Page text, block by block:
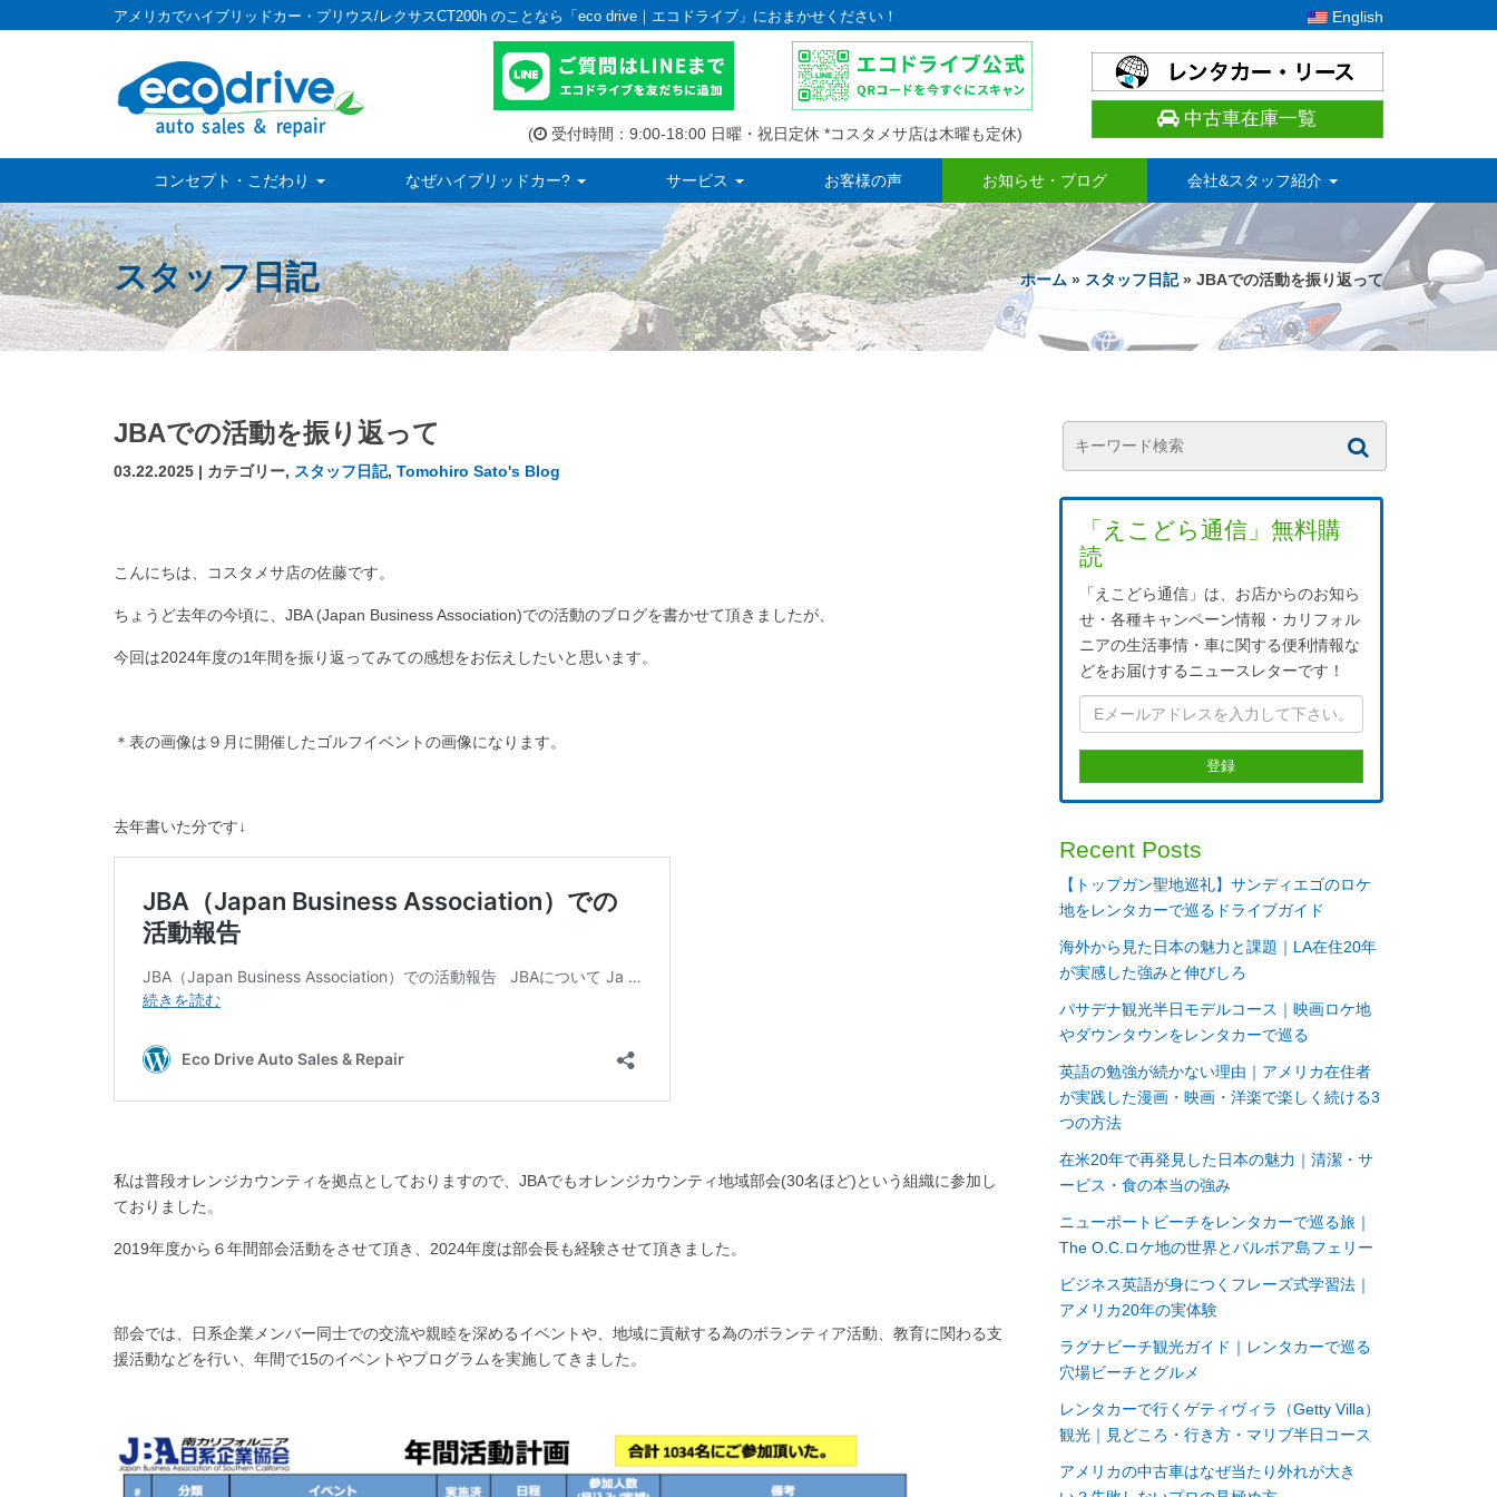
アメリカでハイブリッドカー・プリウス/レクサスCT200h のことなら「eco drive｜エコドライブ」におまかせください！ English
( 受付時間：9:00-18:00 日曜・祝日定休 *コスタメサ店は木曜も定休)
中古車在庫一覧
コンセプト・こだわり なぜハイブリッドカー? サービス お客様の声 お知らせ・ブログ 会社&スタッフ紹介
スタッフ日記 ホーム » スタッフ日記» JBAでの活動を振り返って
JBAでの活動を振り返って
03.22.2025 | カテゴリー, スタッフ日記, Tomohiro Sato's Blog
こんにちは、コスタメサ店の佐藤です。
ちょうど去年の今頃に、JBA (Japan Business Association)での活動のブログを書かせて頂きましたが、
今回は2024年度の1年間を振り返ってみての感想をお伝えしたいと思います。
＊表の画像は９月に開催したゴルフイベントの画像になります。
去年書いた分です↓
私は普段オレンジカウンティを拠点としておりますので、JBAでもオレンジカウンティ地域部会(30名ほど)という組織に参加し
ておりました。
2019年度から６年間部会活動をさせて頂き、2024年度は部会長も経験させて頂きました。
部会では、日系企業メンバー同士での交流や親睦を深めるイベントや、地域に貢献する為のボランティア活動、教育に関わる支
援活動などを行い、年間で15のイベントやプログラムを実施してきました。
「えこどら通信」無料購
読
「えこどら通信」は、お店からのお知ら
せ・各種キャンペーン情報・カリフォル
ニアの生活事情・車に関する便利情報な
どをお届けするニュースレターです！
Recent Posts
【トップガン聖地巡礼】サンディエゴのロケ
地をレンタカーで巡るドライブガイド
海外から見た日本の魅力と課題｜LA在住20年
が実感した強みと伸びしろ
パサデナ観光半日モデルコース｜映画ロケ地
やダウンタウンをレンタカーで巡る
英語の勉強が続かない理由｜アメリカ在住者
が実践した漫画・映画・洋楽で楽しく続ける3
つの方法
在米20年で再発見した日本の魅力｜清潔・サ
ービス・食の本当の強み
ニューポートビーチをレンタカーで巡る旅｜
The O.C.ロケ地の世界とバルボア島フェリー
ビジネス英語が身につくフレーズ式学習法｜
アメリカ20年の実体験
ラグナビーチ観光ガイド｜レンタカーで巡る
穴場ビーチとグルメ
レンタカーで行くゲティヴィラ（Getty Villa）
観光｜見どころ・行き方・マリブ半日コース
アメリカの中古車はなぜ当たり外れが大き